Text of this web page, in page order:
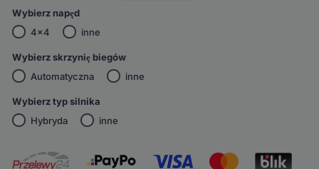
Wybierz napęd
4x4
inne
Wybierz skrzynię biegów
Automatyczna
inne
Wybierz typ silnika
Hybryda
inne